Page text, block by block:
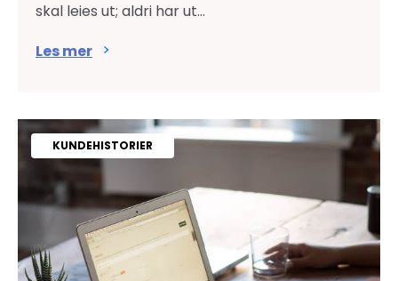
skal leies ut; aldri har ut...
Les mer
KUNDEHISTORIER